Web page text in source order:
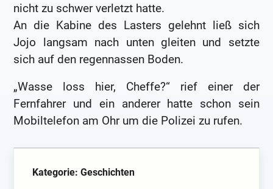
nicht zu schwer verletzt hatte.
An die Kabine des Lasters gelehnt ließ sich
Jojo langsam nach unten gleiten und setzte
sich auf den regennassen Boden.
„Wasse loss hier, Cheffe?“ rief einer der
Fernfahrer und ein anderer hatte schon sein
Mobiltelefon am Ohr um die Polizei zu rufen.
Kategorie: Geschichten